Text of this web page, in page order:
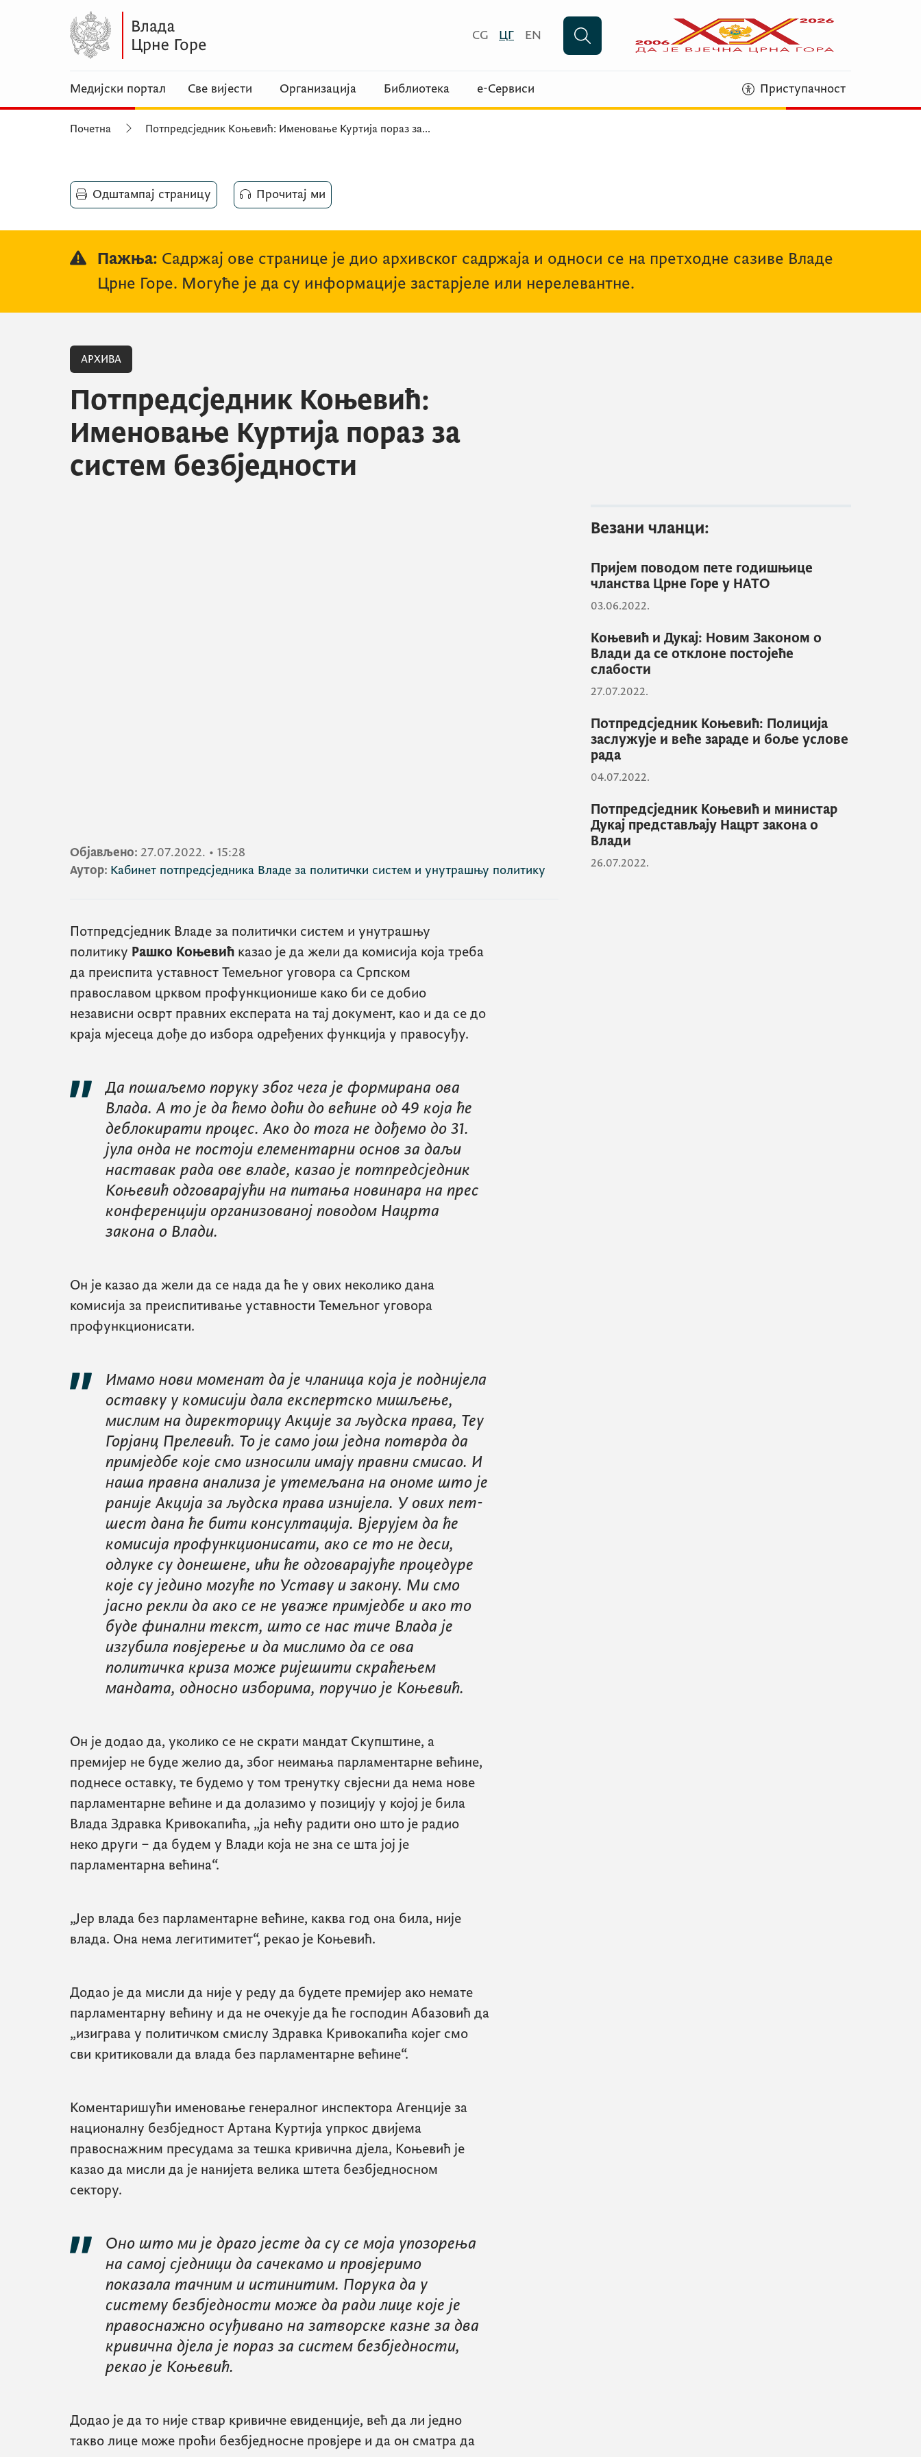
CG ЦГ EN
Медијски портал Све вијести Организација Библиотека е-Сервиси Приступачност
Почетна Потпредсједник Коњевић: Именовање Куртија пораз за...
Одштампај страницу Прочитај ми
Пажња: Садржај ове странице је дио архивског садржаја и односи се на претходне сазиве Владе
Црне Горе. Могуће је да су информације застарјеле или нерелевантне.
АРХИВА
Потпредсједник Коњевић:
Именовање Куртија пораз за
систем безбједности
Објављено: 27.07.2022. • 15:28
Аутор: Кабинет потпредсједника Владе за политички систем и унутрашњу политику
Потпредсједник Владе за политички систем и унутрашњу
политику Рашко Коњевић казао је да жели да комисија која треба
да преиспита уставност Темељног уговора са Српском
православом црквом профункционише како би се добио
независни осврт правних експерата на тај документ, као и да се до
краја мјесеца дође до избора одређених функција у правосуђу.
Да пошаљемо поруку због чега је формирана ова
Влада. А то је да ћемо доћи до већине од 49 која ће
деблокирати процес. Ако до тога не дођемо до 31.
јула онда не постоји елементарни основ за даљи
наставак рада ове владе, казао је потпредсједник
Коњевић одговарајући на питања новинара на прес
конференцији организованој поводом Нацрта
закона о Влади.
Он је казао да жели да се нада да ће у ових неколико дана
комисија за преиспитивање уставности Темељног уговора
профункционисати.
Имамо нови моменат да је чланица која је поднијела
оставку у комисији дала експертско мишљење,
мислим на директорицу Акције за људска права, Теу
Горјанц Прелевић. То је само још једна потврда да
примједбе које смо износили имају правни смисао. И
наша правна анализа је утемељана на ономе што је
раније Акција за људска права изнијела. У ових пет-
шест дана ће бити консултација. Вјерујем да ће
комисија профункционисати, ако се то не деси,
одлуке су донешене, ићи ће одговарајуће процедуре
које су једино могуће по Уставу и закону. Ми смо
јасно рекли да ако се не уваже примједбе и ако то
буде финални текст, што се нас тиче Влада је
изгубила повјерење и да мислимо да се ова
политичка криза може ријешити скраћењем
мандата, односно изборима, поручио је Коњевић.
Он је додао да, уколико се не скрати мандат Скупштине, а
премијер не буде желио да, због неимања парламентарне већине,
поднесе оставку, те будемо у том тренутку свјесни да нема нове
парламентарне већине и да долазимо у позицију у којој је била
Влада Здравка Кривокапића, „ја нећу радити оно што је радио
неко други – да будем у Влади која не зна се шта јој је
парламентарна већина“.
„Јер влада без парламентарне већине, каква год она била, није
влада. Она нема легитимитет“, рекао је Коњевић.
Додао је да мисли да није у реду да будете премијер ако немате
парламентарну већину и да не очекује да ће господин Абазовић да
„изиграва у политичком смислу Здравка Кривокапића којег смо
сви критиковали да влада без парламентарне већине“.
Коментаришући именовање генералног инспектора Агенције за
националну безбједност Артана Куртија упркос двијема
правоснажним пресудама за тешка кривична дјела, Коњевић је
казао да мисли да је нанијета велика штета безбједносном
сектору.
Оно што ми је драго јесте да су се моја упозорења
на самој сједници да сачекамо и провјеримо
показала тачним и истинитим. Порука да у
систему безбједности може да ради лице које је
правоснажно осуђивано на затворске казне за два
кривична дјела је пораз за систем безбједности,
рекао је Коњевић.
Додао је да то није ствар кривичне евиденције, већ да ли једно
такво лице може проћи безбједносне провјере и да он сматра да
Везани чланци:
Пријем поводом пете годишњице
чланства Црне Горе у НАТО
03.06.2022.
Коњевић и Дукај: Новим Законом о
Влади да се отклоне постојеће
слабости
27.07.2022.
Потпредсједник Коњевић: Полиција
заслужује и веће зараде и боље услове
рада
04.07.2022.
Потпредсједник Коњевић и министар
Дукај представљају Нацрт закона о
Влади
26.07.2022.